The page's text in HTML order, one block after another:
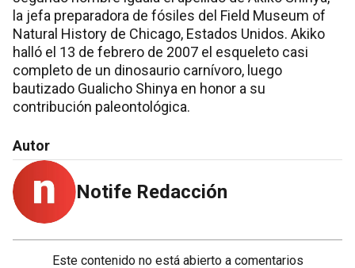
la jefa preparadora de fósiles del Field Museum of
Natural History de Chicago, Estados Unidos. Akiko
halló el 13 de febrero de 2007 el esqueleto casi
completo de un dinosaurio carnívoro, luego
bautizado Gualicho Shinya en honor a su
contribución paleontológica.
Autor
Notife Redacción
Este contenido no está abierto a comentarios